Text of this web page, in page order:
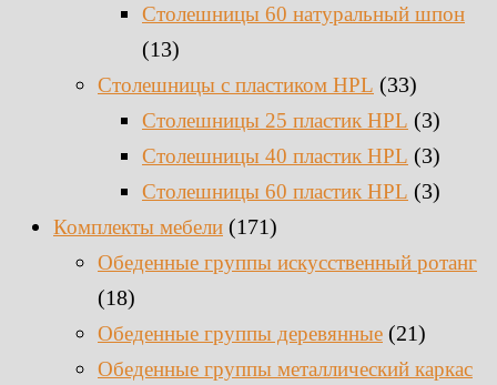
Столешницы 60 натуральный шпон
(13)
Столешницы c пластиком HPL (33)
Столешницы 25 пластик HPL (3)
Столешницы 40 пластик HPL (3)
Столешницы 60 пластик HPL (3)
Комплекты мебели (171)
Обеденные группы искусственный ротанг
(18)
Обеденные группы деревянные (21)
Обеденные группы металлический каркас